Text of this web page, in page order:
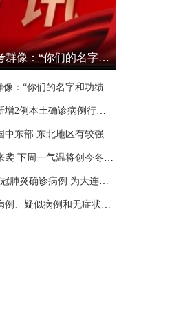
青海西宁战“疫”大考群像：“你们的名字和功绩，西宁不会忘记”
青海西宁战“疫”大考群像：“你们的名字和功绩，西宁不会忘记”
辽宁大连市发布昨日新增2例本土确诊病例行程轨迹
较强冷空气将影响我国中东部 东北地区有较强降雪
北京周日冷空气强势来袭 下周一气温将创今冬以来新低
辽宁省新增2例本土新冠肺炎确诊病例 为大连市报告
北京无新增本土确诊病例、疑似病例和无症状感染者